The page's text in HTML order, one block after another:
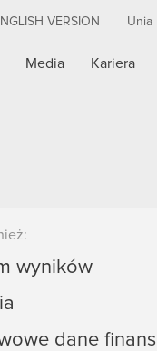
VERSION Unia
Media Kariera
wyników
dane